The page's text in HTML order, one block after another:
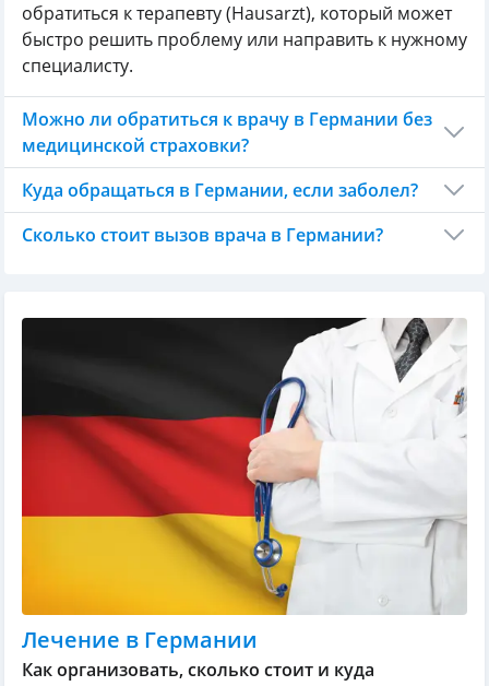
обратиться к терапевту (Hausarzt), который может
быстро решить проблему или направить к нужному
специалисту.
Можно ли обратиться к врачу в Германии без
медицинской страховки?
Куда обращаться в Германии, если заболел?
Сколько стоит вызов врача в Германии?
Лечение в Германии
Как организовать, сколько стоит и куда